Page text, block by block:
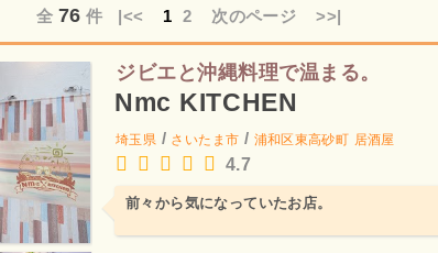
全 76 件 |<< 1 2 次のページ >>|
ジビエと沖縄料理で温まる。
Nmc KITCHEN
埼玉県 / さいたま市 / 浦和区東高砂町 居酒屋
4.7
前々から気になっていたお店。